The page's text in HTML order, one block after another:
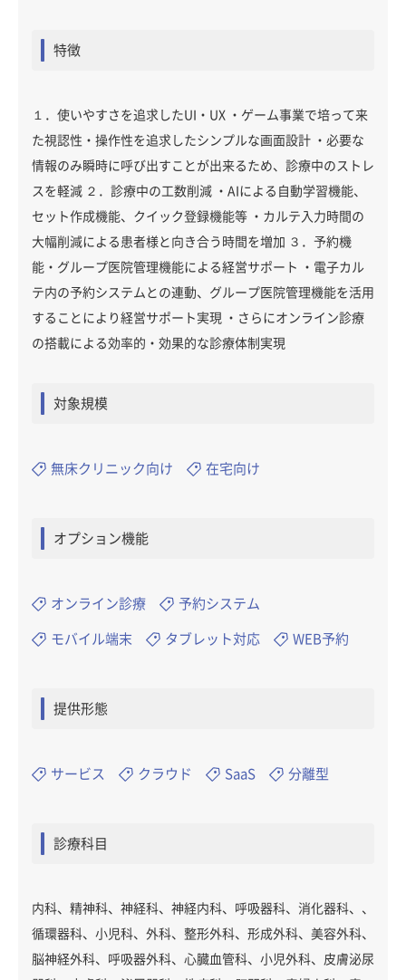
特徴
１．使いやすさを追求したUI・UX ・ゲーム事業で培って来
た視認性・操作性を追求したシンプルな画面設計 ・必要な
情報のみ瞬時に呼び出すことが出来るため、診療中のストレ
スを軽減 ２．診療中の工数削減 ・AIによる自動学習機能、
セット作成機能、クイック登録機能等 ・カルテ入力時間の
大幅削減による患者様と向き合う時間を増加 ３．予約機
能・グループ医院管理機能による経営サポート ・電子カル
テ内の予約システムとの連動、グループ医院管理機能を活用
することにより経営サポート実現 ・さらにオンライン診療
の搭載による効率的・効果的な診療体制実現
対象規模
無床クリニック向け 在宅向け
オプション機能
オンライン診療 予約システム
モバイル端末 タブレット対応 WEB予約
提供形態
サービス クラウド SaaS 分離型
診療科目
内科、精神科、神経科、神経内科、呼吸器科、消化器科、、
循環器科、小児科、外科、整形外科、形成外科、美容外科、
脳神経外科、呼吸器外科、心臓血管科、小児外科、皮膚泌尿